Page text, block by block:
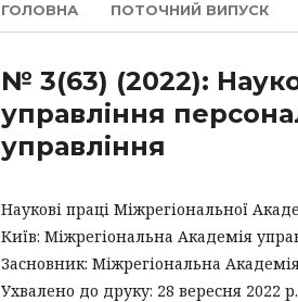
ГОЛОВНА ПОТОЧНИЙ ВИПУСК
№ 3(63) (2022):
управління
управління
Наукові праці Міжрегіональної
Київ: Міжрегіональна Академія
Засновник: Міжрегіональна
Ухвалено до друку: 28 вересня 2022 р.